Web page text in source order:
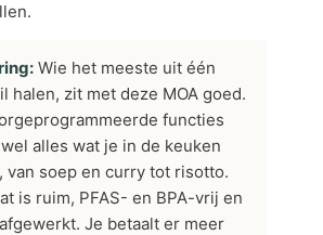
Wie het meeste uit één
halen, zit met deze MOA goed.
functies
alles wat je in de keuken
van soep en curry tot risotto.
is ruim, PFAS- en BPA-vrij en
Je betaalt er meer